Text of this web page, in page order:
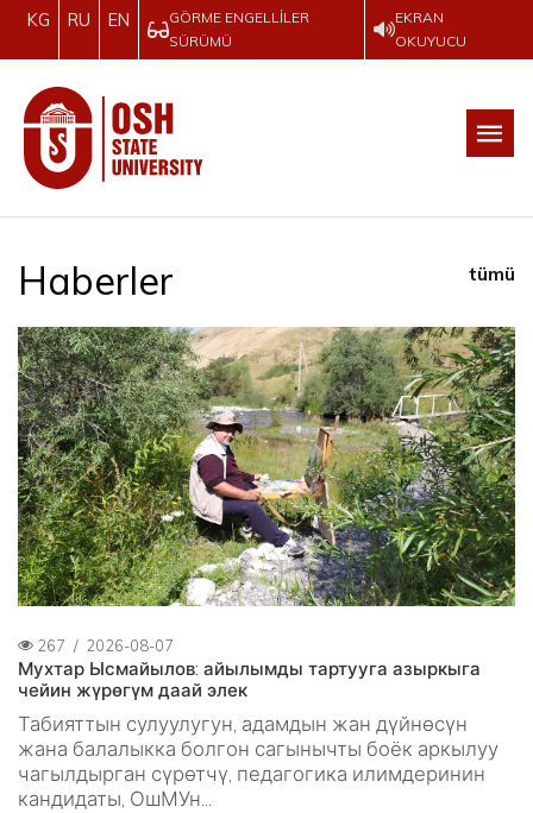
KG RU EN
GÖRME ENGELLILER
SÜRÜMÜ
EKRAN
OKUYUCU
Haberler tümü
267 / 2026-08-07
Мухтар Ысмайылов: айылымды тартууга азыркыга
чейин жүрөгүм даай элек
Табияттын сулуулугун, адамдын жан дүйнөсүн
жана балалыкка болгон сагынычты боёк аркылуу
чагылдырган сүрөтчү, педагогика илимдеринин
кандидаты, ОшМУн...